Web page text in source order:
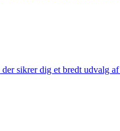
sikrer dig et bredt udvalg